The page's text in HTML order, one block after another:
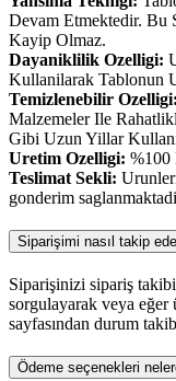
Devam Etmektedir. Bu
Kayip Olmaz.
Dayaniklilik Ozelligi:
Kullanilarak Tablonun
Temizlenebilir Ozelligi:
Malzemeler Ile
Gibi Uzun Yillar
Uretim Ozelligi: %100
Teslimat Sekli:
gonderim
Siparişimi nasıl takip
Siparişinizi sipariş takibi
sorgulayarak veya eğer
sayfasından durum
Ödeme seçenekleri